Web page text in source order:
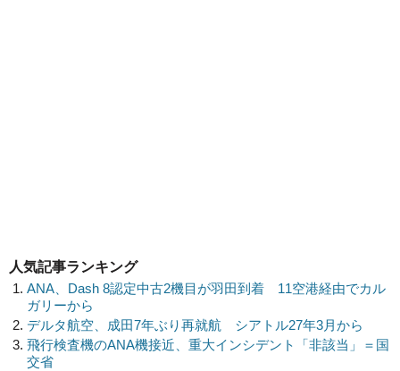
人気記事ランキング
ANA、Dash 8認定中古2機目が羽田到着 11空港経由でカル
ガリーから
デルタ航空、成田7年ぶり再就航 シアトル27年3月から
飛行検査機のANA機接近、重大インシデント「非該当」＝国
交省